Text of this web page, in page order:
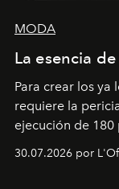
MODA
La esencia
Para crear los ya
requiere la
ejecución de 180
que se enseña
30.07.2026 por